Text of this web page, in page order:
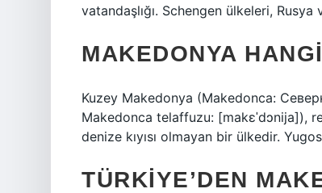
vatandaşlığı. Schengen ülkeleri,
MAKEDONYA
Kuzey Makedonya (Makedonca:
Makedonca telaffuzu: [makɛˈdɔnija]),
denize kıyısı olmayan bir ülkedir.
TÜRKIYE’DEN